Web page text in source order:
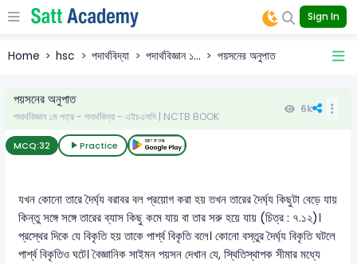
Sign In
Home hsc পদার্থবিদ্যা পদার্থবিজ্ঞান ১... পয়সনের অনুপাত
পয়সনের অনুপাত
পদার্থবিজ্ঞান ১ম পত্র - পদার্থবিদ্যা - এইচএসসি | NCTB BOOK
6k
MCQ:32 Practice
যখন কোনো তারে দৈর্ঘ্য বরাবর বল প্রয়োগ করা হয় তখন তারের দৈর্ঘ্য কিছুটা বেড়ে যায়
কিন্তু সঙ্গে সঙ্গে তারের ব্যাস কিছু কমে যায় বা তার সরু হয়ে যায় (চিত্র : ৭.১২)।
প্রস্থের দিকে যে বিকৃতি হয় তাকে পার্শ্ব বিকৃতি বলে। কোনো বস্তুর দৈর্ঘ্য বিকৃতি ঘটলে
পার্শ্ব বিকৃতিও ঘটে। বৈজ্ঞানিক সাইমন পয়সন দেখান যে, স্থিতিস্থাপক সীমার মধ্যে